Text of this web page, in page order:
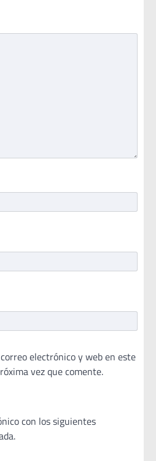
electrónico y web en este
vez que comente.
con los siguientes